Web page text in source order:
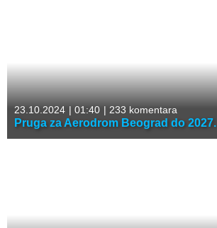
23.10.2024 | 01:40 | 233 komentara
Pruga za Aerodrom Beograd do 2027.